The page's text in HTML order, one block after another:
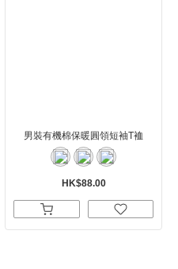
男裝有機棉保暖圓領短袖T裇
HK$88.00